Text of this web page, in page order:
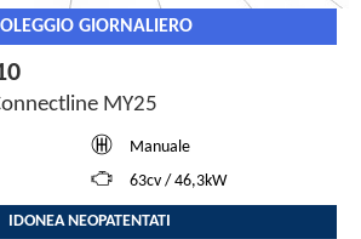
GIORNALIERO
MY25
Manuale
63cv / 46,3kW
IDONEA NEOPATENTATI